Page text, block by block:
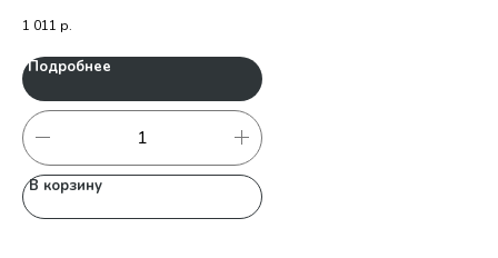
1 011 р.
Подробнее
В корзину